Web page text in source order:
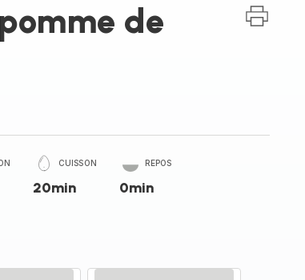
de
CUISSON
20min
REPOS
0min